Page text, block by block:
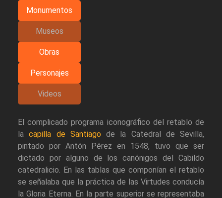
Monumentos
Museos
Obras
Personajes
Videos
El complicado programa iconográfico del retablo de
lacapilla de Santiago de la Catedral de Sevilla,
pintado por Antón Pérez en 1548, tuvo que ser
dictado por alguno de los canónigos del Cabildo
catedralicio. En las tablas que componían el retablo
se señalaba que la práctica de las Virtudes conducía
la Gloria Eterna. En la parte superior se representaba